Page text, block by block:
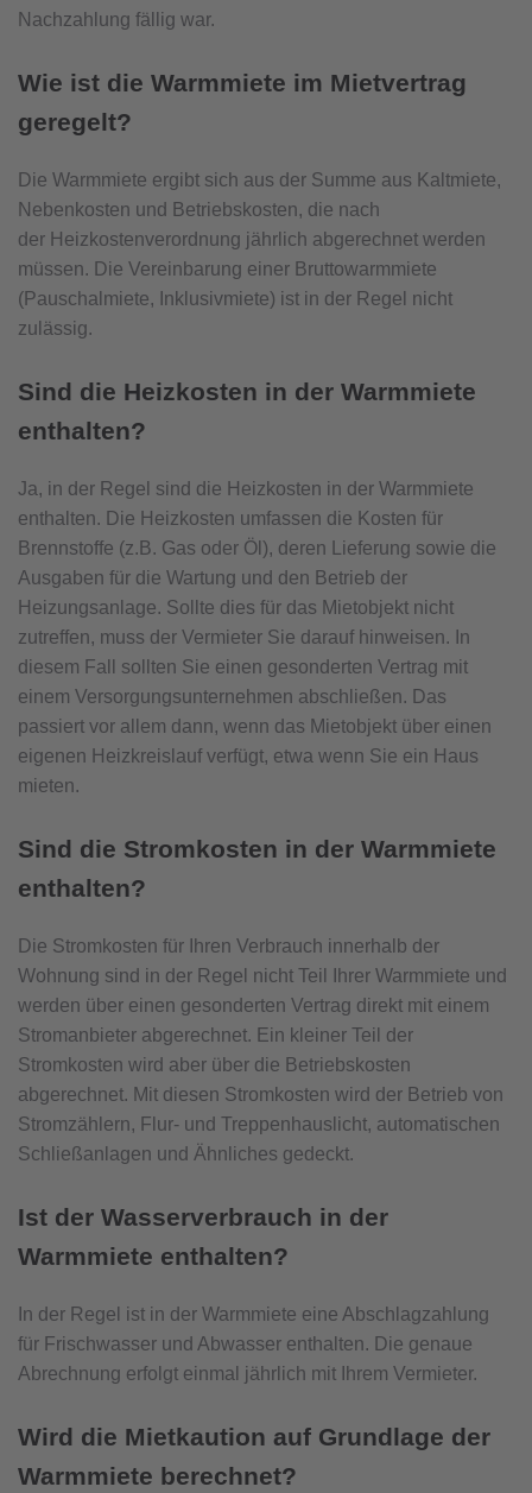
Nachzahlung fällig war.
Wie ist die Warmmiete im Mietvertrag
geregelt?
Die Warmmiete ergibt sich aus der Summe aus Kaltmiete,
Nebenkosten und Betriebskosten, die nach
der Heizkostenverordnung jährlich abgerechnet werden
müssen. Die Vereinbarung einer Bruttowarmmiete
(Pauschalmiete, Inklusivmiete) ist in der Regel nicht
zulässig.
Sind die Heizkosten in der Warmmiete
enthalten?
Ja, in der Regel sind die Heizkosten in der Warmmiete
enthalten. Die Heizkosten umfassen die Kosten für
Brennstoffe (z.B. Gas oder Öl), deren Lieferung sowie die
Ausgaben für die Wartung und den Betrieb der
Heizungsanlage. Sollte dies für das Mietobjekt nicht
zutreffen, muss der Vermieter Sie darauf hinweisen. In
diesem Fall sollten Sie einen gesonderten Vertrag mit
einem Versorgungsunternehmen abschließen. Das
passiert vor allem dann, wenn das Mietobjekt über einen
eigenen Heizkreislauf verfügt, etwa wenn Sie ein Haus
mieten.
Sind die Stromkosten in der Warmmiete
enthalten?
Die Stromkosten für Ihren Verbrauch innerhalb der
Wohnung sind in der Regel nicht Teil Ihrer Warmmiete und
werden über einen gesonderten Vertrag direkt mit einem
Stromanbieter abgerechnet. Ein kleiner Teil der
Stromkosten wird aber über die Betriebskosten
abgerechnet. Mit diesen Stromkosten wird der Betrieb von
Stromzählern, Flur- und Treppenhauslicht, automatischen
Schließanlagen und Ähnliches gedeckt.
Ist der Wasserverbrauch in der
Warmmiete enthalten?
In der Regel ist in der Warmmiete eine Abschlagzahlung
für Frischwasser und Abwasser enthalten. Die genaue
Abrechnung erfolgt einmal jährlich mit Ihrem Vermieter.
Wird die Mietkaution auf Grundlage der
Warmmiete berechnet?